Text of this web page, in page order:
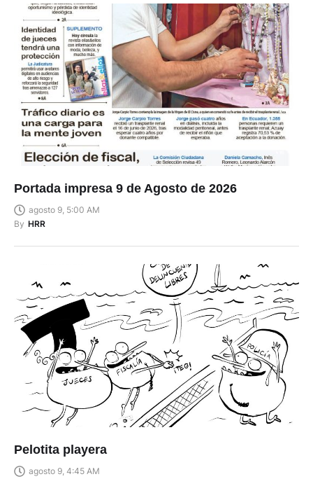
Portada impresa 9 de Agosto de 2026
agosto 9, 5:00 AM
By HRR
Pelotita playera
agosto 9, 4:45 AM